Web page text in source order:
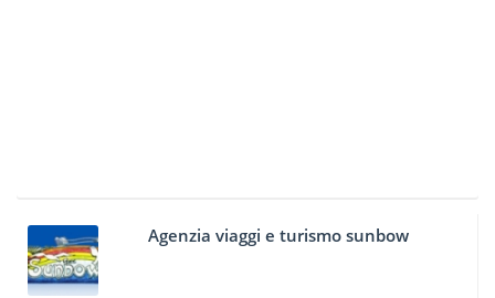
Agenzia viaggi e turismo sunbow